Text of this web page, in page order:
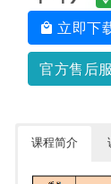
立即下
官方售后
课程简介
2023高考